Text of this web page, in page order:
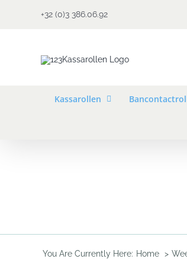
+32 (0)3 386.06.92
Kassarollen
You Are Currently Here: Home